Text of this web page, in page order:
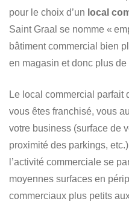
pour le choix d’un local
Saint Graal se nomme «
bâtiment commercial bien
en magasin et donc plus de
Le local commercial parfait
vous êtes franchisé, vous
votre business (surface de
proximité des parkings,
l’activité commerciale se
moyennes surfaces en
commerciaux plus petits